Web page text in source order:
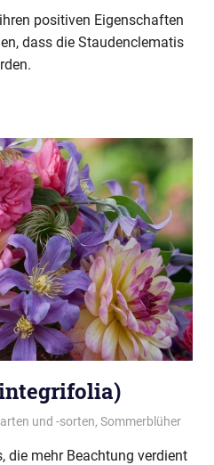
positiven Eigenschaften
dass die Staudenclematis
und -sorten, Sommerblüher
die mehr Beachtung verdient